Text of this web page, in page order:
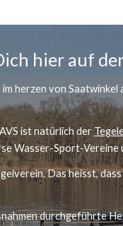
hier auf
herzen von
ist natürlich der
Wasser-Sport-Vereine
Das heisst,
durchgeführte